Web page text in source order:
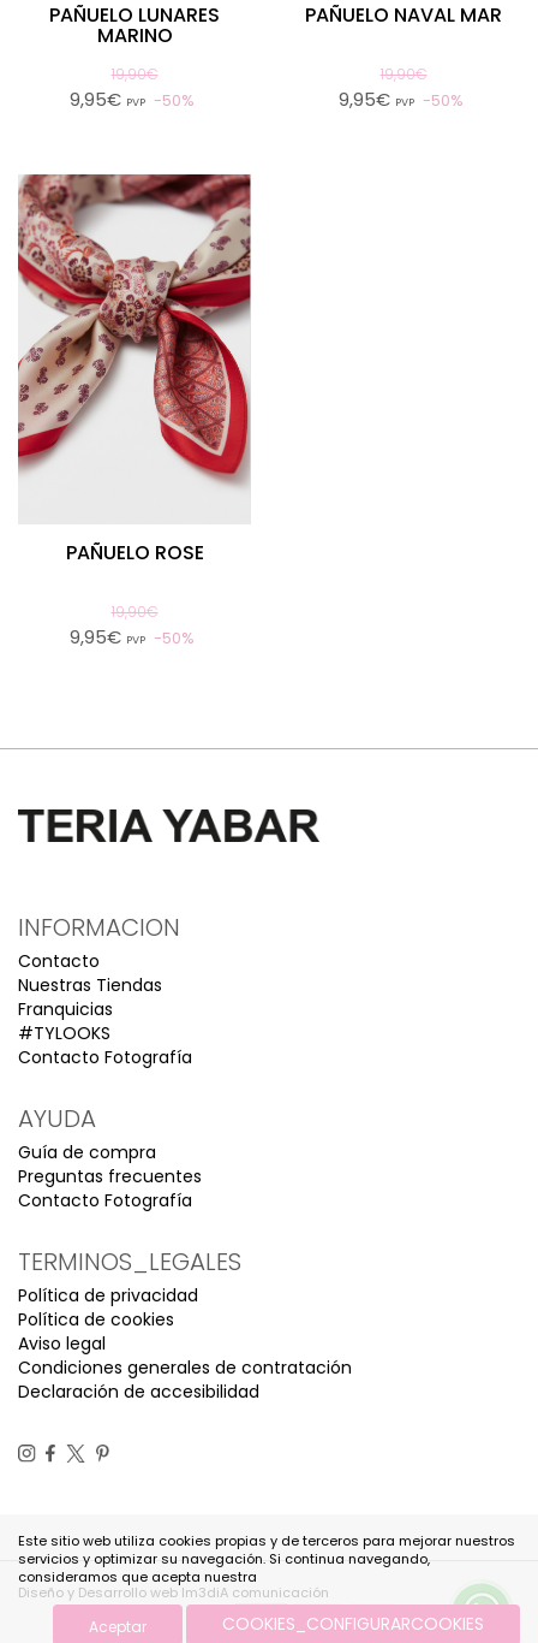
PAÑUELO LUNARES
MARINO
19,90€
9,95€ PVP 50%
PAÑUELO NAVAL MAR
19,90€
9,95€ PVP 50%
PAÑUELO ROSE
19,90€
9,95€ PVP 50%
INFORMACION
Contacto
Nuestras Tiendas
Franquicias
#TYLOOKS
Contacto Fotografía
AYUDA
Guía de compra
Preguntas frecuentes
Contacto Fotografía
TERMINOS_LEGALES
Política de privacidad
Política de cookies
Aviso legal
Condiciones generales de contratación
Declaración de accesibilidad
Diseño y Desarrollo web Im3diA comunicación
Este sitio web utiliza cookies propias y de terceros para mejorar nuestros
servicios y optimizar su navegación. Si continua navegando,
consideramos que acepta nuestra
Aceptar COOKIES_CONFIGURARCOOKIES